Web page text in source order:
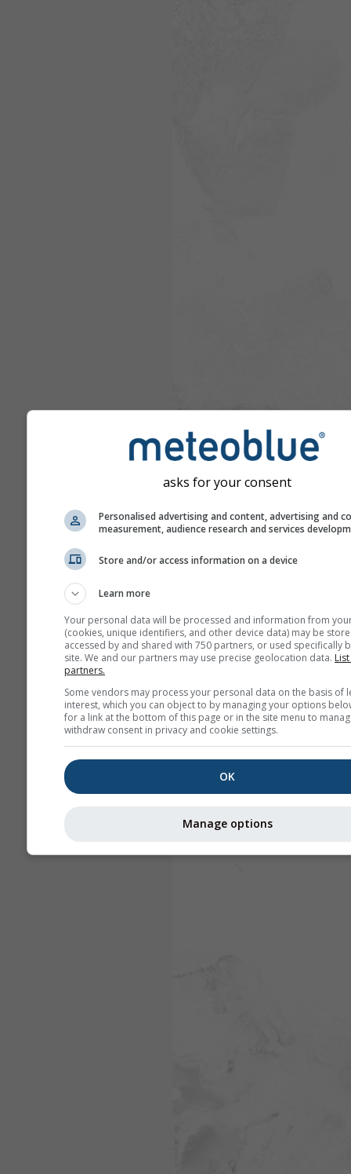
asks for your consent
Personalised advertising and content, advertising and
measurement, audience research and services
Store and/or access information on a device
Learn more
Your personal data will be processed and information from
(cookies, unique identifiers, and other device data) may be
accessed by and shared with 750 partners, or used specifically
site. We and our partners may use precise geolocation data.
partners.
Some vendors may process your personal data on the basis of
interest, which you can object to by managing your options
for a link at the bottom of this page or in the site menu to
withdraw consent in privacy and cookie settings.
OK
Manage options